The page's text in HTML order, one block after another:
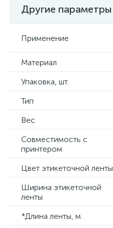
Другие параметры
Применение
Материал
Упаковка, шт.
Тип
Вес
Совместимость с
принтером
Цвет этикеточной ленты
Ширина этикеточной
ленты
*Длина ленты, м